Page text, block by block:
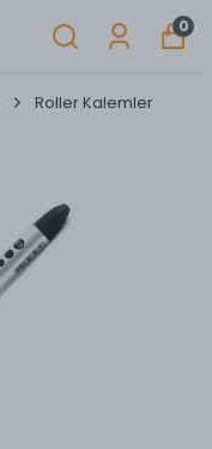
0
Roller Kalemler